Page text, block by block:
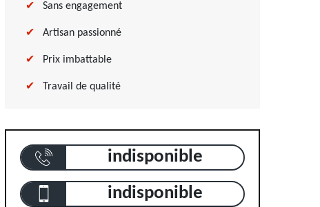
Sans engagement
Artisan passionné
Prix imbattable
Travail de qualité
indisponible
indisponible